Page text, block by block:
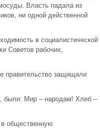
Власть падала из
ни одной действенной
в социалистической
Советов рабочих,
правительство защищали
были: Мир – народам! Хлеб –
в общественную